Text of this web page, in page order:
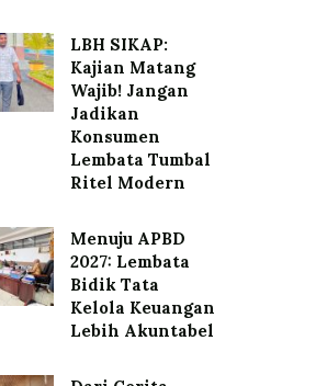
LBH SIKAP:
Kajian Matang
Wajib! Jangan
Jadikan
Konsumen
Lembata Tumbal
Ritel Modern
Menuju APBD
2027: Lembata
Bidik Tata
Kelola Keuangan
Lebih Akuntabel